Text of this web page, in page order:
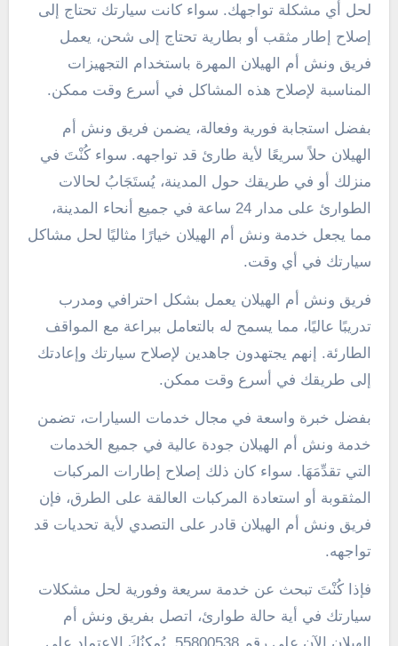
لحل أي مشكلة تواجهك. سواء كانت سيارتك تحتاج إلى
إصلاح إطار مثقب أو بطارية تحتاج إلى شحن، يعمل
فريق ونش أم الهيلان المهرة باستخدام التجهيزات
المناسبة لإصلاح هذه المشاكل في أسرع وقت ممكن.
بفضل استجابة فورية وفعالة، يضمن فريق ونش أم
الهيلان حلاً سريعًا لأية طارئ قد تواجهه. سواء كُنْتَ في
منزلك أو في طريقك حول المدينة، يُستَجَابُ لحالات
الطوارئ على مدار 24 ساعة في جميع أنحاء المدينة،
مما يجعل خدمة ونش أم الهيلان خيارًا مثاليًا لحل مشاكل
سيارتك في أي وقت.
فريق ونش أم الهيلان يعمل بشكل احترافي ومدرب
تدريبًا عاليًا، مما يسمح له بالتعامل ببراعة مع المواقف
الطارئة. إنهم يجتهدون جاهدين لإصلاح سيارتك وإعادتك
إلى طريقك في أسرع وقت ممكن.
بفضل خبرة واسعة في مجال خدمات السيارات، تضمن
خدمة ونش أم الهيلان جودة عالية في جميع الخدمات
التي تقدِّمَهَا. سواء كان ذلك إصلاح إطارات المركبات
المثقوبة أو استعادة المركبات العالقة على الطرق، فإن
فريق ونش أم الهيلان قادر على التصدي لأية تحديات قد
تواجهه.
فإذا كُنْتَ تبحث عن خدمة سريعة وفورية لحل مشكلات
سيارتك في أية حالة طوارئ، اتصل بفريق ونش أم